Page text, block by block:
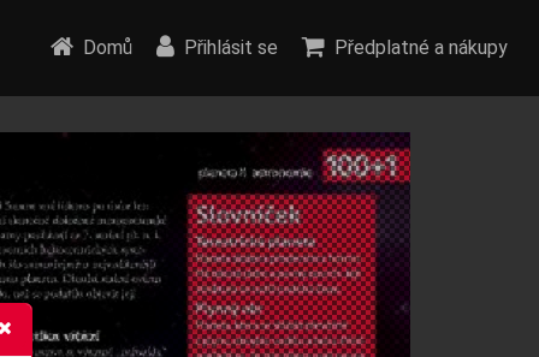
Domů Přihlásit se Předplatné a nákupy